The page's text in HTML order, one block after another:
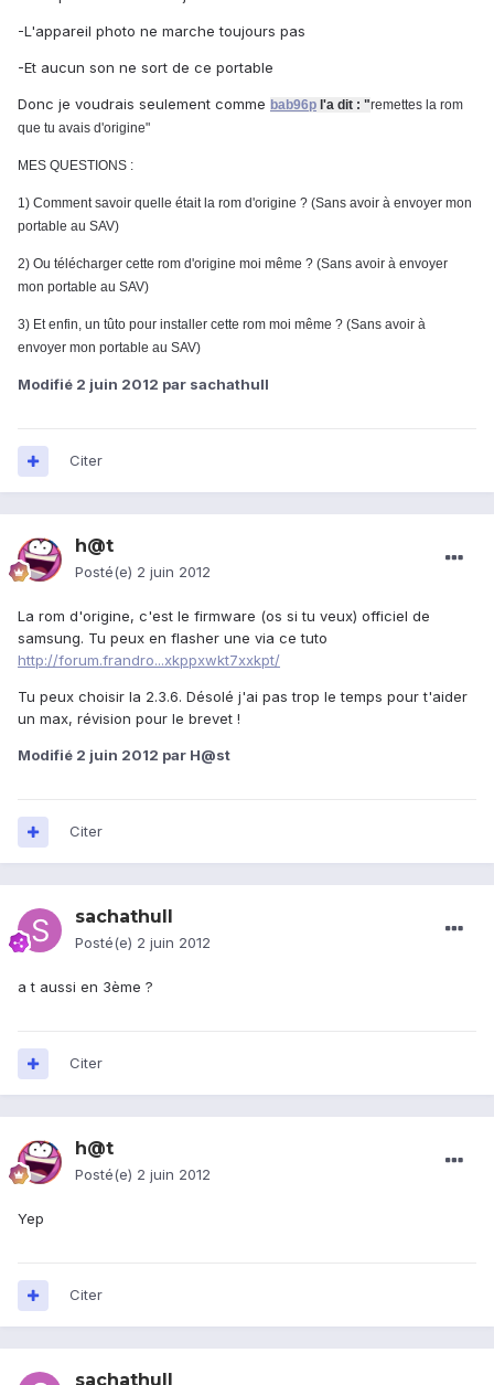
-L'appareil photo ne marche toujours pas
-Et aucun son ne sort de ce portable
Donc je voudrais seulement comme bab96p l'a dit : "remettes la rom
que tu avais d'origine"
MES QUESTIONS :
1) Comment savoir quelle était la rom d'origine ? (Sans avoir à envoyer mon
portable au SAV)
2) Ou télécharger cette rom d'origine moi même ? (Sans avoir à envoyer
mon portable au SAV)
3) Et enfin, un tûto pour installer cette rom moi même ? (Sans avoir à
envoyer mon portable au SAV)
Modifié 2 juin 2012 par sachathull
Citer
h@t
Posté(e) 2 juin 2012
La rom d'origine, c'est le firmware (os si tu veux) officiel de
samsung. Tu peux en flasher une via ce tuto
http://forum.frandro...xkppxwkt7xxkpt/
Tu peux choisir la 2.3.6. Désolé j'ai pas trop le temps pour t'aider
un max, révision pour le brevet !
Modifié 2 juin 2012 par H@st
Citer
sachathull
Posté(e) 2 juin 2012
a t aussi en 3ème ?
Citer
h@t
Posté(e) 2 juin 2012
Yep
Citer
sachathull